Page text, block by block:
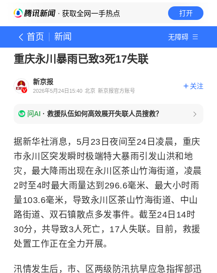
· 获取全网一手热点 打开
首页 新闻 无障碍
重庆永川暴雨已致3死17失联
新京报
2026年5月24日15:40 北京 新京报官方账号
关注
问AI · 救援队伍如何高效展开失联人员搜救？
据新华社消息，5月23日夜间至24日凌晨，重庆
市永川区突发瞬时极端特大暴雨引发山洪和地
灾，最大降雨出现在永川区茶山竹海街道，凌晨
2时至4时最大雨量达到296.6毫米、最大小时雨
量103.6毫米，导致永川区茶山竹海街道、中山
路街道、双石镇散点多发事件。截至24日14时
30分，共导致3人死亡，17人失联。目前，救援
处置工作正在全力开展。
汛情发生后，市、区两级防汛抗旱应急指挥部迅